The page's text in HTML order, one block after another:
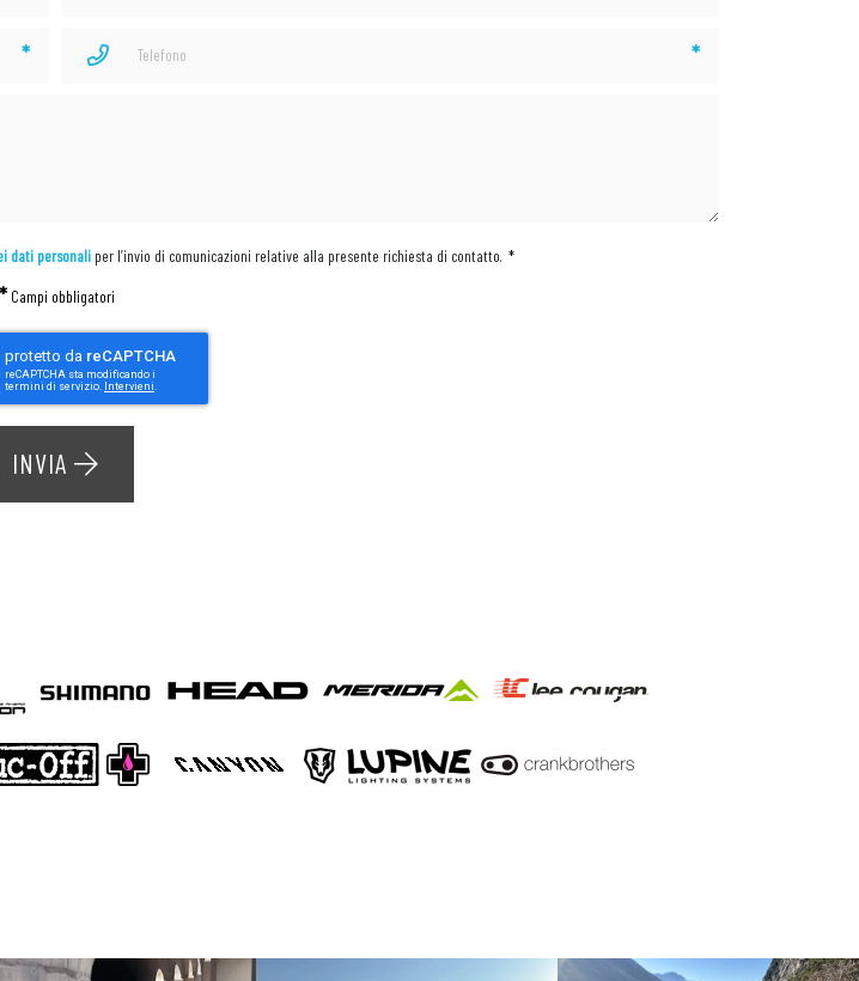
* *
dati personaliper l’invio di comunicazioni relative alla presente richiesta di contatto. *
* Campi obbligatori
INVIA